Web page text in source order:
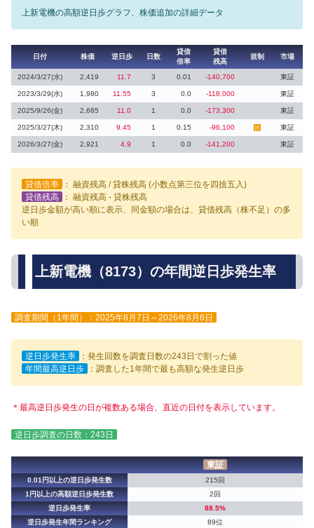
上新電機の高額逆日歩グラフ、株価追加の詳細データ
日付 株価 逆日歩 日数
貸借
倍率
貸借
残高
規制 市場
2024/3/27(水) 2,419 11.7 3 0.01 -140,700 東証
2023/3/29(水) 1,980 11.55 3 0.0 -118,000 東証
2025/9/26(金) 2,685 11.0 1 0.0 -173,300 東証
2025/3/27(木) 2,310 9.45 1 0.15 -96,100 注 東証
2026/3/27(金) 2,921 4.9 1 0.0 -141,200 東証
貸借倍率
： 融資残高 / 貸株残高 (小数点第三位を四捨五入)
貸借残高
： 融資残高 - 貸株残高
逆日歩金額が高い順に表示、同金額の場合は、貸借残高（株不足）の多
い順
上新電機（8173）の年間逆日歩発生率
調査期間（1年間）：2025年8月7日～2026年8月6日
逆日歩発生率
：発生回数を調査日数の243日で割った値
年間最高逆日歩
：調査した1年間で最も高額な発生逆日歩
＊最高逆日歩発生の日が複数ある場合、直近の日付を表示しています。
逆日歩調査の日数：243日
東証
0.01円以上の逆日歩発生数
215回
1円以上の高額逆日歩発生数
2回
逆日歩発生率
88.5%
逆日歩発生年間ランキング
89位